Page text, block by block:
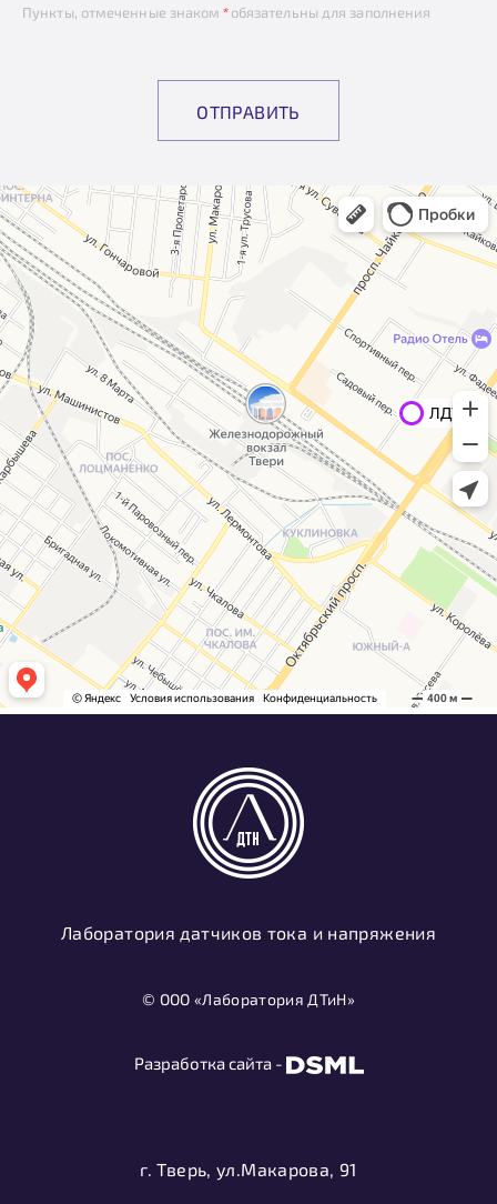
Пункты, отмеченные знаком *обязательны для заполнения
ОТПРАВИТЬ
Лаборатория датчиков тока и напряжения
© ООО «Лаборатория ДТиН»
Разработка сайта -
г. Тверь, ул.Макарова, 91